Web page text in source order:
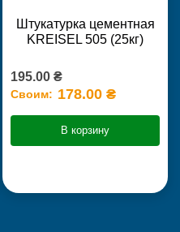
Штукатурка цементная
KREISEL 505 (25кг)
195.00 ₴
Своим: 178.00 ₴
В корзину